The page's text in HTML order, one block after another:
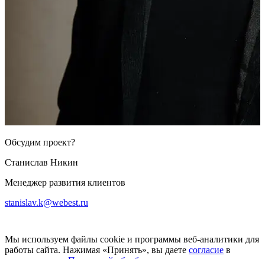
Обсудим проект?
Станислав Никин
Менеджер развития клиентов
stanislav.k@webest.ru
Мы используем файлы cookie и программы веб-аналитики для
работы сайта. Нажимая «Принять», вы даете согласие в